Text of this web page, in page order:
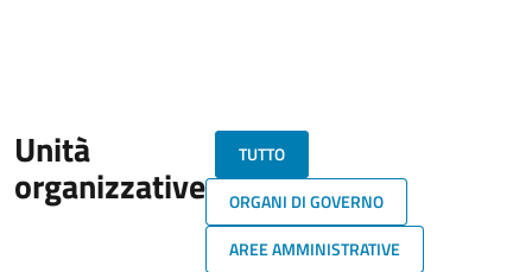
Unità
organizzative
TUTTO
ORGANI DI GOVERNO
AREE AMMINISTRATIVE